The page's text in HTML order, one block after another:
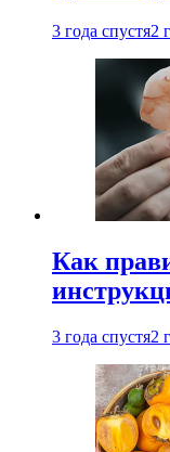
3 года спустя2
Как
3 года спустя2